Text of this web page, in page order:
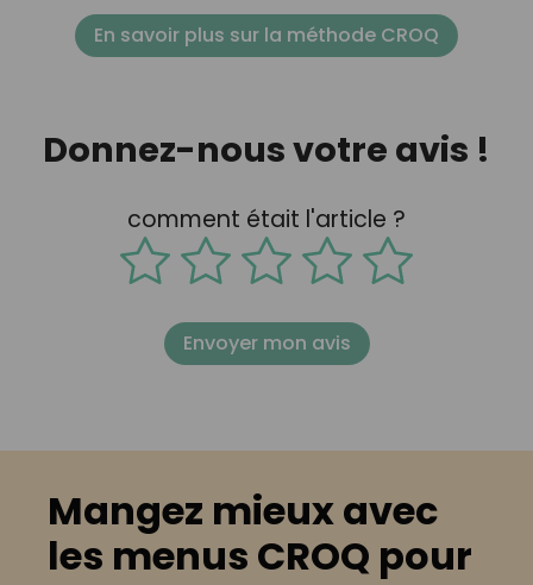
En savoir plus sur la méthode CROQ
Donnez-nous votre avis !
comment était l'article ?
Envoyer mon avis
Mangez mieux avec
les menus CROQ pour